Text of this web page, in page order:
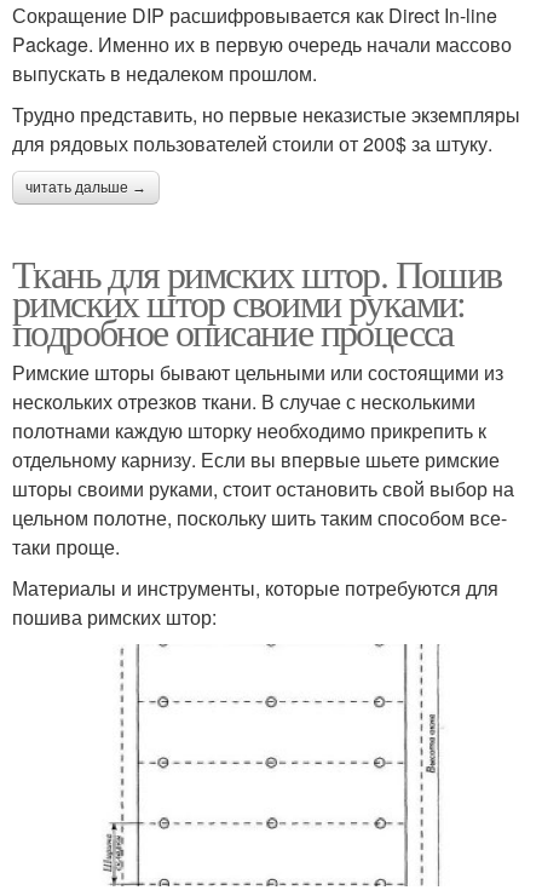
Сокращение DIP расшифровывается как Direct In-line
Package. Именно их в первую очередь начали массово
выпускать в недалеком прошлом.
Трудно представить, но первые неказистые экземпляры
для рядовых пользователей стоили от 200$ за штуку.
читать дальше →
Ткань для римских штор. Пошив
римских штор своими руками:
подробное описание процесса
Римские шторы бывают цельными или состоящими из
нескольких отрезков ткани. В случае с несколькими
полотнами каждую шторку необходимо прикрепить к
отдельному карнизу. Если вы впервые шьете римские
шторы своими руками, стоит остановить свой выбор на
цельном полотне, поскольку шить таким способом все-
таки проще.
Материалы и инструменты, которые потребуются для
пошива римских штор: